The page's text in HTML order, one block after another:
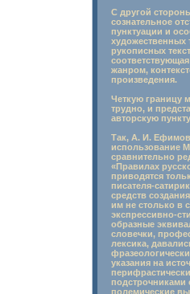
С другой
сознательное
пунктуации и
художественных
рукописных
жанром,
произведения.
Четкую границу
трудно, и
авторскую
Так, А. И.
использование
сравнительно
«Правилах
приводятся
писателя-
средств
им не столько в
экспрессивно-
образные
словечки,
лексика,
указания на
подстрочниками
полемические